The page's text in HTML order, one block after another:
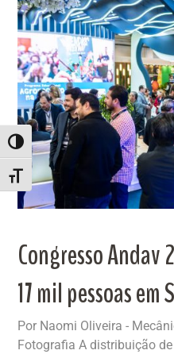
ALTERNAR ALTO CONTRASTE
ALTERNAR TAMANHO DA
Congresso Andav
17 mil pessoas em
Por Naomi Oliveira -
Fotografia A distribuição